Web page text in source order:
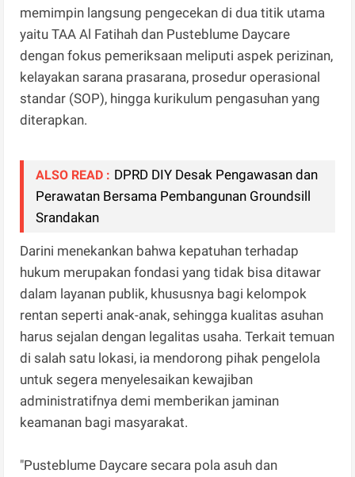
memimpin langsung pengecekan di dua titik utama
yaitu TAA Al Fatihah dan Pusteblume Daycare
dengan fokus pemeriksaan meliputi aspek perizinan,
kelayakan sarana prasarana, prosedur operasional
standar (SOP), hingga kurikulum pengasuhan yang
diterapkan.
ALSO READ : DPRD DIY Desak Pengawasan dan
Perawatan Bersama Pembangunan Groundsill
Srandakan
Darini menekankan bahwa kepatuhan terhadap
hukum merupakan fondasi yang tidak bisa ditawar
dalam layanan publik, khususnya bagi kelompok
rentan seperti anak-anak, sehingga kualitas asuhan
harus sejalan dengan legalitas usaha. Terkait temuan
di salah satu lokasi, ia mendorong pihak pengelola
untuk segera menyelesaikan kewajiban
administratifnya demi memberikan jaminan
keamanan bagi masyarakat.
"Pusteblume Daycare secara pola asuh dan